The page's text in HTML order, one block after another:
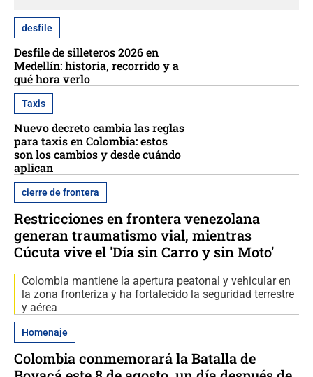
desfile
Desfile de silleteros 2026 en
Medellín: historia, recorrido y a
qué hora verlo
Taxis
Nuevo decreto cambia las reglas
para taxis en Colombia: estos
son los cambios y desde cuándo
aplican
cierre de frontera
Restricciones en frontera venezolana
generan traumatismo vial, mientras
Cúcuta vive el 'Día sin Carro y sin Moto'
Colombia mantiene la apertura peatonal y vehicular en
la zona fronteriza y ha fortalecido la seguridad terrestre
y aérea
Homenaje
Colombia conmemorará la Batalla de